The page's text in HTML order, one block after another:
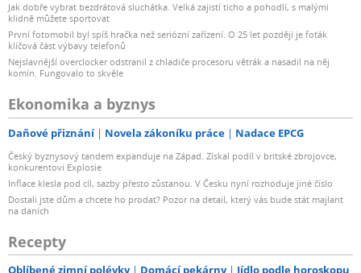
Jak dobře vybrat bezdrátová sluchátka. Velká zajistí ticho a pohodlí, s malými
klidně můžete sportovat
První fotomobil byl spíš hračka než seriózní zařízení. O 25 let později je foťák
klíčová část výbavy telefonů
Nejslavnější overclocker odstranil z chladiče procesoru větrák a nasadil na něj
komín. Fungovalo to skvěle
Ekonomika a byznys
Daňové přiznání Novela zákoníku práce Nadace EPCG
Český byznysový tandem expanduje na Západ. Získal podíl v britské zbrojovce,
konkurentovi Explosie
Inflace klesla pod cíl, sazby přesto zůstanou. V Česku nyní rozhoduje jiné číslo
Dostali jste dům a chcete ho prodat? Pozor na detail, který vás bude stát majlant
na daních
Recepty
Oblíbené zimní polévky Domácí pekárny Jídlo podle horoskopu